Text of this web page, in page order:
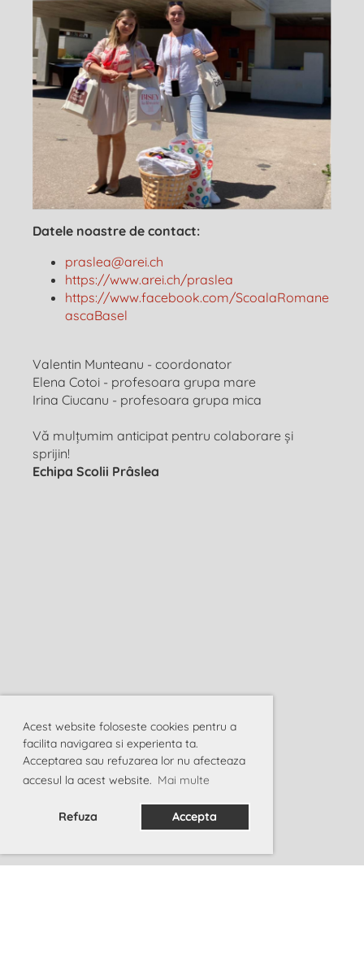
Acest website foloseste cookies pentru a
facilita navigarea si experienta ta.
Acceptarea sau refuzarea lor nu afecteaza
accesul la acest website. Mai multe
Refuza Accepta
Datele noastre de contact:
praslea@arei.ch
https://www.arei.ch/praslea
https://www.facebook.com/ScoalaRomane
ascaBasel
Valentin Munteanu - coordonator
Elena Cotoi - profesoara grupa mare
Irina Ciucanu - profesoara grupa mica
Vă mulțumim anticipat pentru colaborare și
sprijin!
Echipa Scolii Prâslea